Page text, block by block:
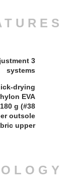
systems
drying
EVA
g (#38)
outsole
upper